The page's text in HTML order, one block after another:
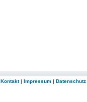
Kontakt| Impressum | Datenschutz